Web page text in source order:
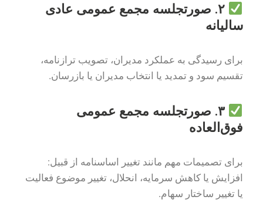
۲. صورتجلسه مجمع عمومی عادی
سالیانه
برای رسیدگی به عملکرد مدیران، تصویب ترازنامه،
تقسیم سود و تمدید یا انتخاب مدیران یا بازرسان.
۳. صورتجلسه مجمع عمومی
فوق‌العاده
برای تصمیمات مهم مانند تغییر اساسنامه از قبیل:
افزایش یا کاهش سرمایه، انحلال، تغییر موضوع فعالیت
یا تغییر ساختار سهام.